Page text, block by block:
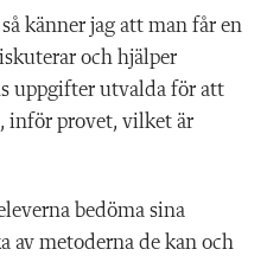
känner jag att man får en
och hjälper
uppgifter utvalda för att
inför provet, vilket är
bedöma sina
av metoderna de kan och